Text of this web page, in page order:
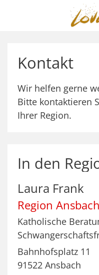
Zum Inhalt springen
Kontakt
Wir helfen gerne
Bitte kontaktieren
Ihrer Region.
In den
Laura Frank
Region Ansbach
Katholische
Bahnhofsplatz 11
91522 Ansbach